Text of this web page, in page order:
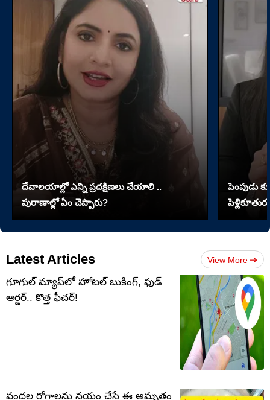
దేవాలయాల్లో ఎన్ని ప్రదక్షిణలు చేయాలి ..
పురాణాల్లో ఏం చెప్పారు?
పెంపుడు
పెళ్లికూతురు
Latest Articles View More
గూగుల్‌ మ్యాప్‌లో హోటల్ బుకింగ్, ఫుడ్
ఆర్డర్.. కొత్త ఫీచర్!
వందల రోగాలను నయం చేసే ఈ అమృతం